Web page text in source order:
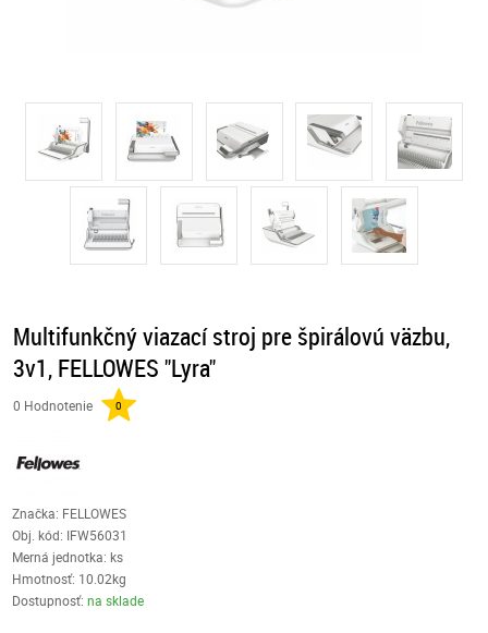
Multifunkčný viazací stroj pre špirálovú väzbu,
3v1, FELLOWES "Lyra"
0 Hodnotenie 0
Značka: FELLOWES
Obj. kód: IFW56031
Merná jednotka: ks
Hmotnosť: 10.02kg
Dostupnosť:na sklade